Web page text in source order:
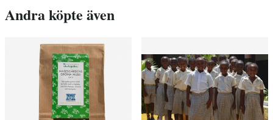
Andra köpte även